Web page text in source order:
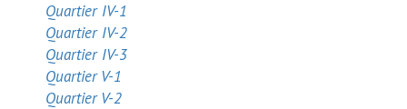
Quartier IV-1
Quartier IV-2
Quartier IV-3
Quartier V-1
Quartier V-2